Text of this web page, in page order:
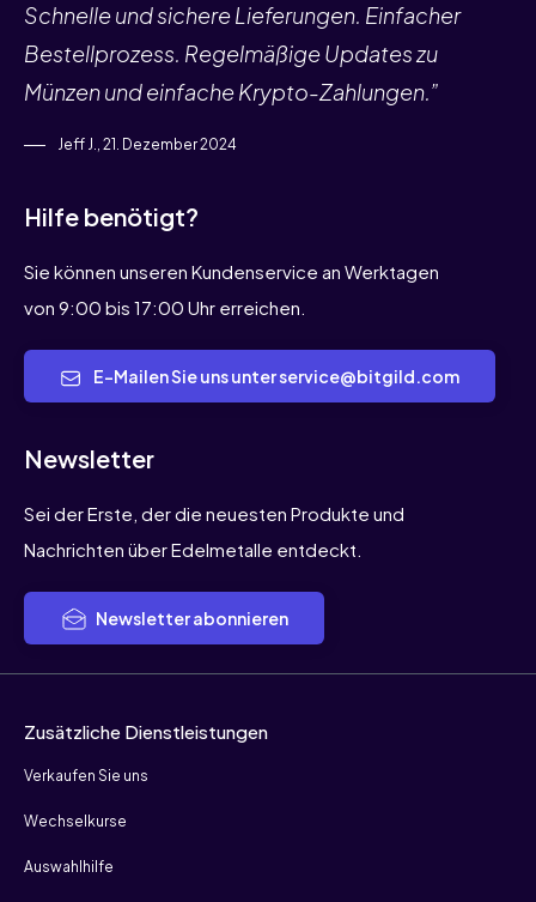
Schnelle und sichere Lieferungen. Einfacher
Bestellprozess. Regelmäßige Updates zu
Münzen und einfache Krypto-Zahlungen.”
Jeff J., 21. Dezember 2024
Hilfe benötigt?
Sie können unseren Kundenservice an Werktagen
von 9:00 bis 17:00 Uhr erreichen.
E-Mailen Sie uns unter service@bitgild.com
Newsletter
Sei der Erste, der die neuesten Produkte und
Nachrichten über Edelmetalle entdeckt.
Newsletter abonnieren
Zusätzliche Dienstleistungen
Verkaufen Sie uns
Wechselkurse
Auswahlhilfe